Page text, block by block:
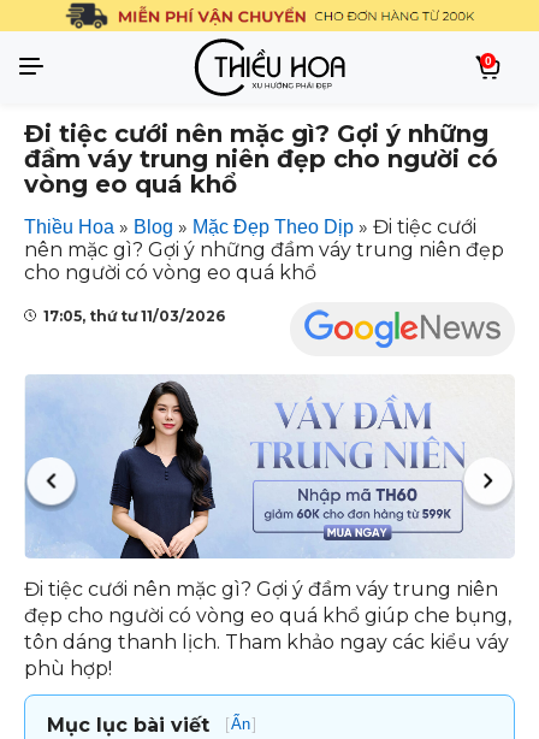
0
Đi tiệc cưới nên mặc gì? Gợi ý những
đầm váy trung niên đẹp cho người có
vòng eo quá khổ
Thiều Hoa » Blog » Mặc Đẹp Theo Dịp » Đi tiệc cưới
nên mặc gì? Gợi ý những đầm váy trung niên đẹp
cho người có vòng eo quá khổ
17:05, thứ tư 11/03/2026
Đi tiệc cưới nên mặc gì? Gợi ý đầm váy trung niên
đẹp cho người có vòng eo quá khổ giúp che bụng,
tôn dáng thanh lịch. Tham khảo ngay các kiểu váy
phù hợp!
Mục lục bài viết [Ẩn]